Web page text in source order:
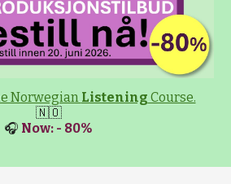
Norwegian Listening Course.
🇳🇴
🎧 Now: - 80%